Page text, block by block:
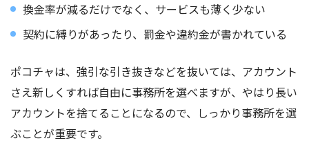
換金率が減るだけでなく、サービスも薄く少ない
契約に縛りがあったり、罰金や違約金が書かれている
ポコチャは、強引な引き抜きなどを抜いては、アカウント
さえ新しくすれば自由に事務所を選べますが、やはり長い
アカウントを捨てることになるので、しっかり事務所を選
ぶことが重要です。